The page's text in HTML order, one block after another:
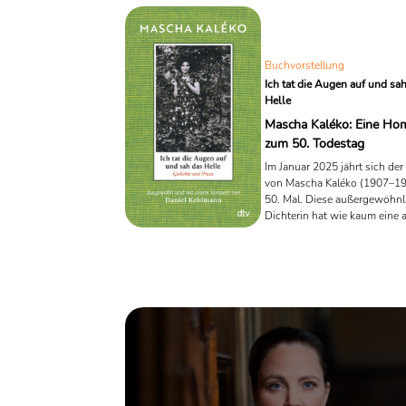
Buchvorstellung
Ich tat die Augen auf und
Helle
Mascha Kaléko: Eine
zum 50. Todestag
Im Januar 2025 jährt sich der
von Mascha Kaléko
50. Mal. Diese
Dichterin hat wie kaum eine
Anlass erscheinen sowohl
auch ein Hörbuch, die beide
Kehlmann kuratiert wurden.
einfühlsames Vorwort und
sorgfältige ...